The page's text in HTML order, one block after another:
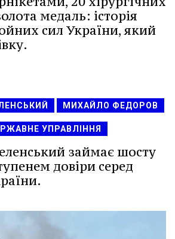
медаль: історія
сил України, який
МИХАЙЛО ФЕДОРОВ
УПРАВЛІННЯ
займає шосту
довіри серед